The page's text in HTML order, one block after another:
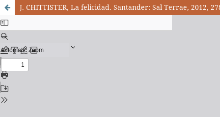
J. CHITTISTER, La felicidad. Santander: Sal Terrae, 2012,